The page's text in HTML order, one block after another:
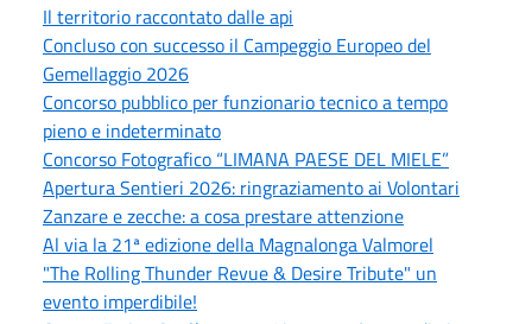
Il territorio raccontato dalle api
Concluso con successo il Campeggio Europeo del
Gemellaggio 2026
Concorso pubblico per funzionario tecnico a tempo
pieno e indeterminato
Concorso Fotografico “LIMANA PAESE DEL MIELE”
Apertura Sentieri 2026: ringraziamento ai Volontari
Zanzare e zecche: a cosa prestare attenzione
Al via la 21ª edizione della Magnalonga Valmorel
"The Rolling Thunder Revue & Desire Tribute" un
evento imperdibile!